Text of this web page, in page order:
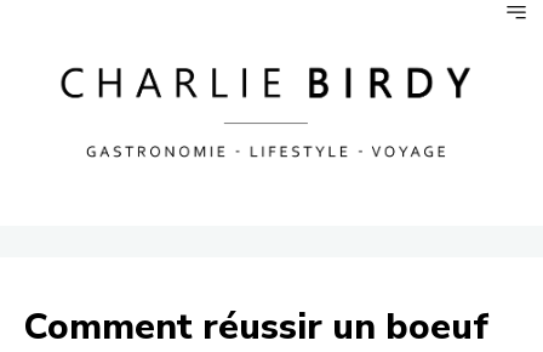
Comment réussir un boeuf